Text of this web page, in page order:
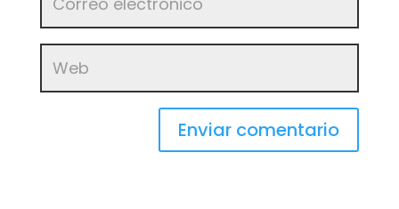
Enviar comentario